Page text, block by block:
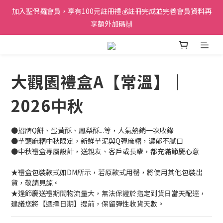
加入聖保羅會員，享有100元註冊禮💰註冊完成並完善會員資料再
享額外加碼🙌
大觀園禮盒A【常溫】｜
2026中秋
●招牌Q餅、蛋黃酥、鳳梨酥...等，人氣熱銷一次收錄
●芋頭麻糬中秋限定，新鮮芋泥與Q彈麻糬，濃郁不膩口
●中秋禮盒專屬設計，送親友、客戶或長輩，都充滿節慶心意
★禮盒包裝款式如DM所示，若原款式用罄，將使用其他包裝出
貨，敬請見諒。
★逢節慶送禮期間物流量大，無法保證於指定到貨日當天配達，
建議您將【選擇日期】提前，保留彈性收貨天數。